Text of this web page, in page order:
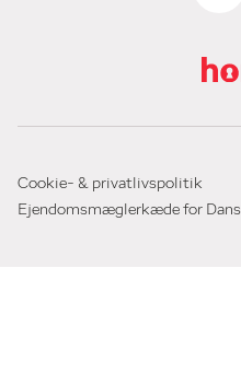
Cookie- & privatlivspolitik
Ejendomsmæglerkæde for